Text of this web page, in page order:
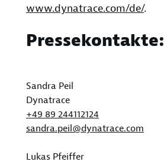
www.dynatrace.com/de/.
Pressekontakte:
Sandra Peil
Dynatrace
+49 89 244112124
sandra.peil@dynatrace.com
Lukas Pfeiffer